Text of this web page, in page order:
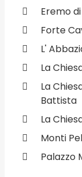
Eremo
Forte
L'
La
La
Battista
La
Monti
Palazzo